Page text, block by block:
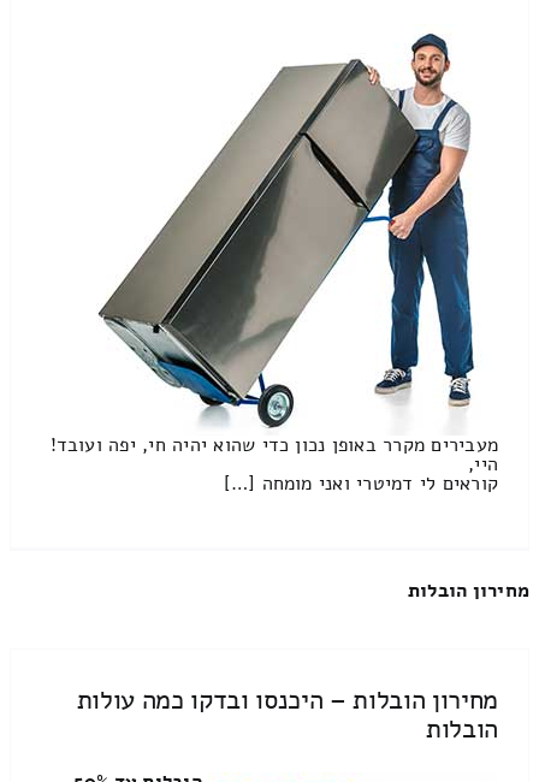
מעבירים מקרר באופן נכון כדי שהוא יהיה חי, יפה ועובד!
היי,
קוראים לי דמיטרי ואני מומחה […]
מחירון הובלות
מחירון הובלות – היכנסו ובדקו כמה עולות
הובלות